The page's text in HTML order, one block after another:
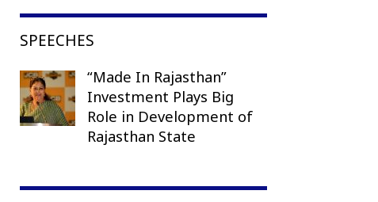
SPEECHES
“Made In Rajasthan”
Investment Plays Big
Role in Development of
Rajasthan State